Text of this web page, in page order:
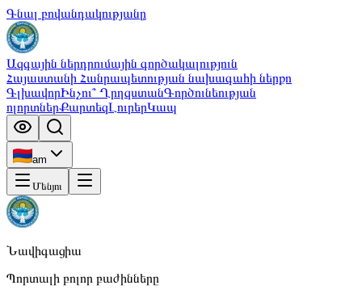
Գնալ բովանդակությանը
Ազգային ներդրումային գործակալություն
Հայաստանի Հանրապետության նախագահի ներքո
ԳլխավորԻնչու՞ ՂրղզստանԳործունեության
ոլորտներՔարտեզԼուրերԿապ
am
Մենյու
Նավիգացիա
Պորտալի բոլոր բաժինները